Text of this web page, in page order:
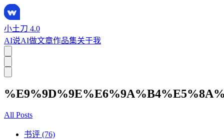
小土刀 4.0
AI说AI做文章作品集关于我
All Posts
书评 (76)